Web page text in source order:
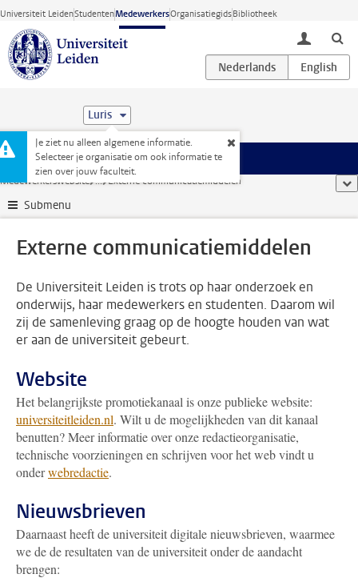
Ga direct naar de inhoud
Universiteit LeidenStudentenMedewerkersOrganisatiegidsBibliotheek
toggle
Luris
Je ziet nu alleen algemene informatie.
Selecteer je organisatie om ook informatie te
zien over jouw faculteit.
Menu
Medewerkerswebsite ... Externe communicatiemiddelen
Submenu
Externe communicatiemiddelen
De Universiteit Leiden is trots op haar onderzoek en
onderwijs, haar medewerkers en studenten. Daarom wil
zij de samenleving graag op de hoogte houden van wat
er aan de universiteit gebeurt.
Website
Het belangrijkste promotiekanaal is onze publieke website:
universiteitleiden.nl. Wilt u de mogelijkheden van dit kanaal
benutten? Meer informatie over onze redactieorganisatie,
technische voorzieningen en schrijven voor het web vindt u
onderwebredactie.
Nieuwsbrieven
Daarnaast heeft de universiteit digitale nieuwsbrieven, waarmee
we de de resultaten van de universiteit onder de aandacht
brengen: